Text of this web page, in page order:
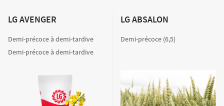
LG AVENGER
Demi-précoce à demi-tardive
Demi-précoce à demi-tardive
LG ABSALON
Demi-précoce (6,5)